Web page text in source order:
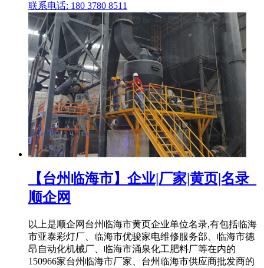
联系电话: 180 3780 8511
【台州临海市】企业|厂家|黄页|名录_
顺企网
以上是顺企网台州临海市黄页企业单位名录,有包括临海
市亚泰彩灯厂、临海市优骏家电维修服务部、临海市德
昂自动化机械厂、临海市涌泉化工肥料厂等在内的
150966家台州临海市厂家、台州临海市供应商批发商的